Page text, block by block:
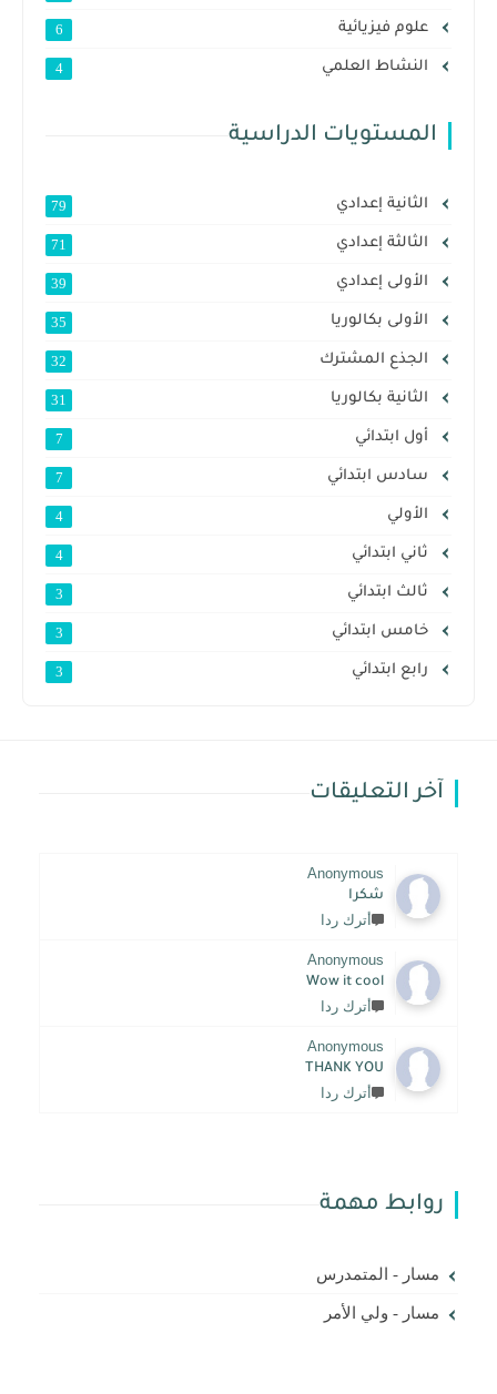
علوم فيزيائية 6
النشاط العلمي 4
المستويات الدراسية
الثانية إعدادي 79
الثالثة إعدادي 71
الأولى إعدادي 39
الأولى بكالوريا 35
الجذع المشترك 32
الثانية بكالوريا 31
أول ابتدائي 7
سادس ابتدائي 7
الأولي 4
ثاني ابتدائي 4
ثالث ابتدائي 3
خامس ابتدائي 3
رابع ابتدائي 3
آخر التعليقات
Anonymous
شكرا
أترك ردا
Anonymous
Wow it cool
أترك ردا
Anonymous
THANK YOU
أترك ردا
روابط مهمة
مسار - المتمدرس
مسار - ولي الأمر